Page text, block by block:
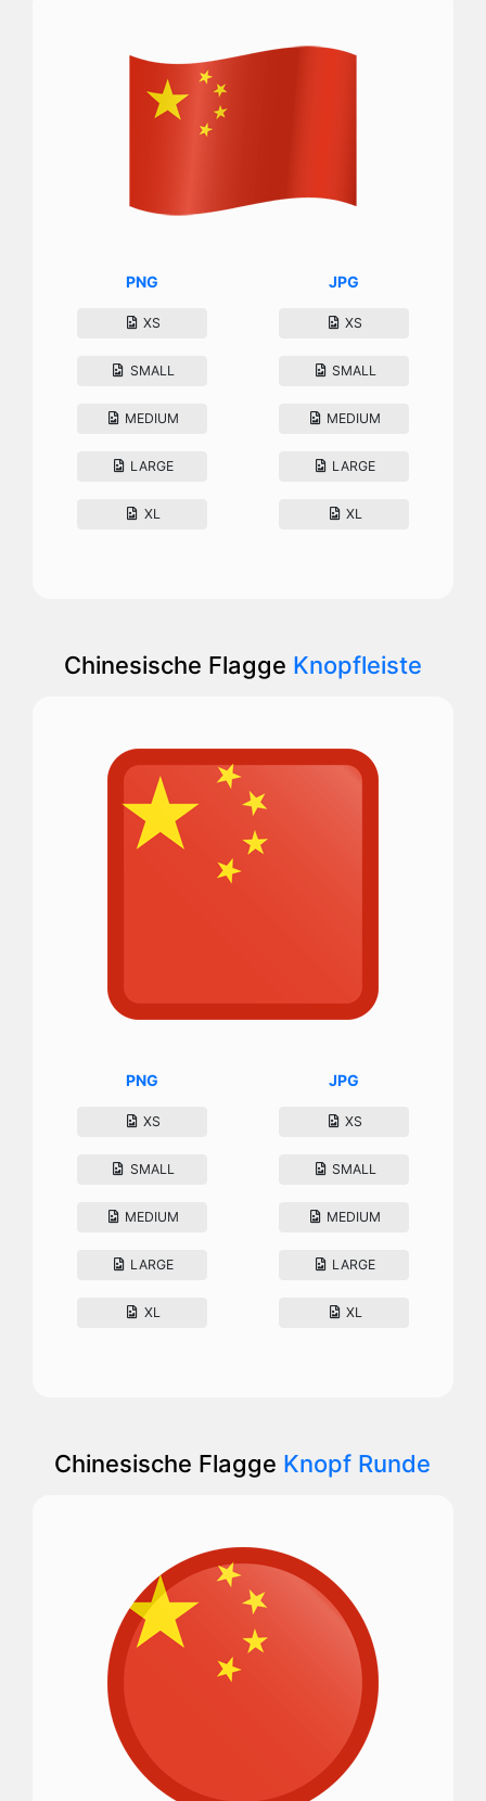
PNG
XS
SMALL
MEDIUM
LARGE
XL
JPG
XS
SMALL
MEDIUM
LARGE
XL
Chinesische Flagge Knopfleiste
PNG
XS
SMALL
MEDIUM
LARGE
XL
JPG
XS
SMALL
MEDIUM
LARGE
XL
Chinesische Flagge Knopf Runde